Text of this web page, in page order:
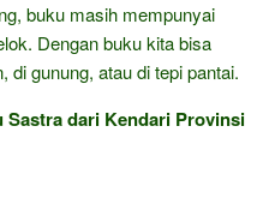
buku masih mempunyai
Dengan buku kita bisa
gunung, atau di tepi pantai.
Sastra dari Kendari Provinsi